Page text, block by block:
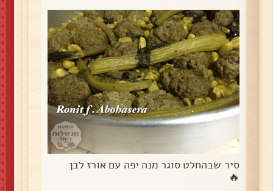
סיר שבהחלט סוגר מנה יפה עם אורז לבן
🔥